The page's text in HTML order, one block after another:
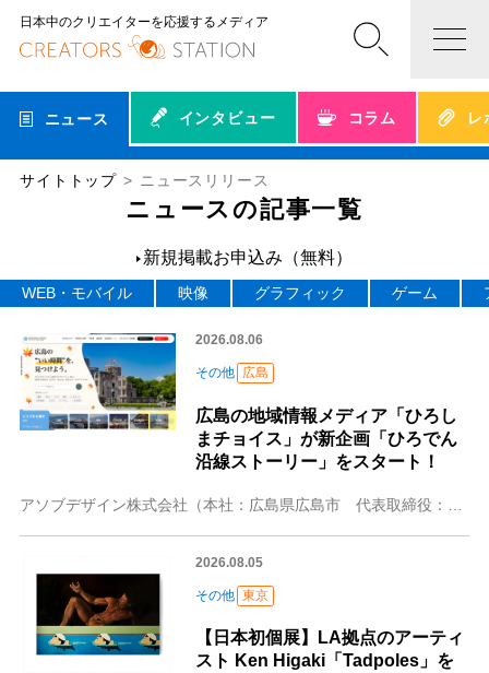
日本中のクリエイターを応援するメディア
ニュース インタビュー コラム レ
サイトトップ ニュースリリース
ニュースの記事一覧
新規掲載お申込み（無料）
WEB・モバイル 映像 グラフィック ゲーム
2026.08.06
その他 広島
広島の地域情報メディア「ひろし
まチョイス」が新企画「ひろでん
沿線ストーリー」をスタート！
2026.08.05
その他 東京
【日本初個展】LA拠点のアーティ
スト Ken Higaki「Tadpoles」を